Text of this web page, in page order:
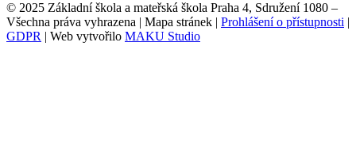
© 2025 Základní škola a mateřská škola Praha 4, Sdružení 1080 –
Všechna práva vyhrazena | Mapa stránek | Prohlášení o přístupnosti |
GDPR | Web vytvořilo MAKU Studio